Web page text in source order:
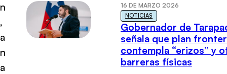
n
,
a
n
a
16 DE MARZO 2026
NOTICIAS
Gobernador de
señala que plan
contempla “erizos” y
barreras físicas